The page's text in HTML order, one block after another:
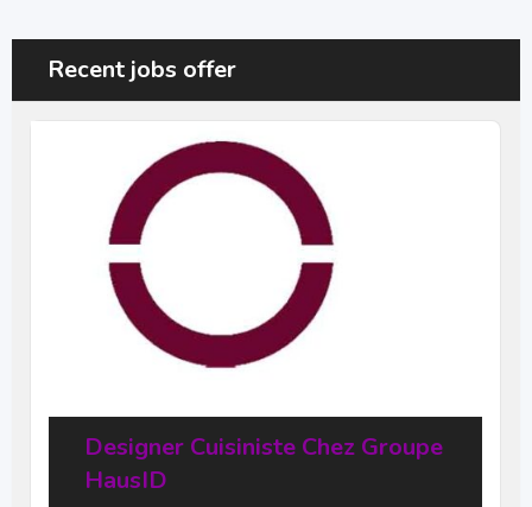
Recent jobs offer
Designer Cuisiniste Chez Groupe
HausID